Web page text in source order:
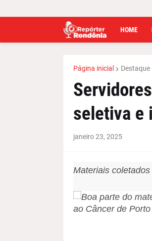
HOME
Página inicial Destaque
seletiva e
janeiro 23, 2025
Materiais